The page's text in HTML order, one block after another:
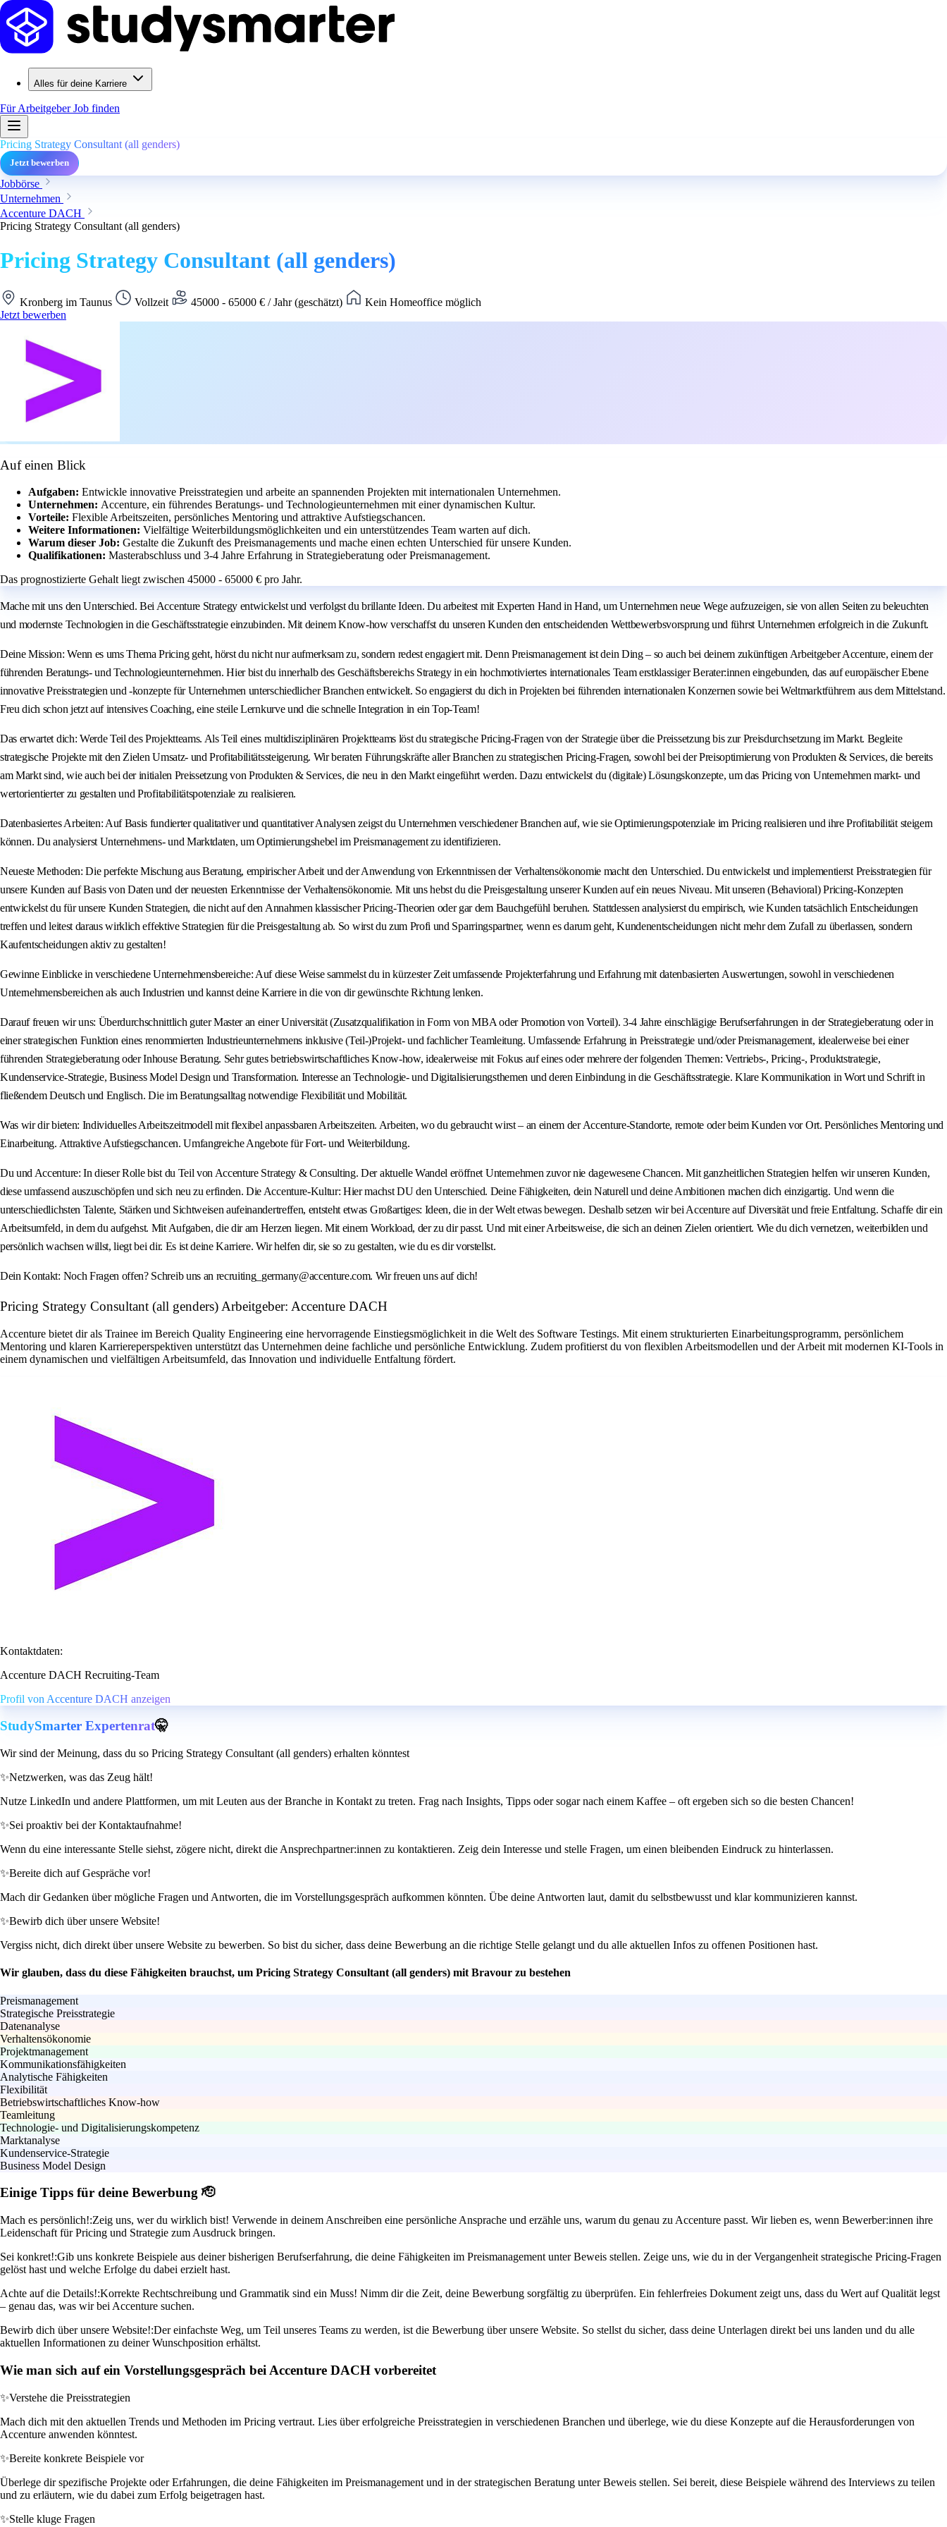
Alles für deine Karriere
Für ArbeitgeberJob finden
Pricing Strategy Consultant (all genders)
Jetzt bewerben
Jobbörse
Unternehmen
Accenture DACH
Pricing Strategy Consultant (all genders)
Pricing Strategy Consultant (all genders)
Kronberg im Taunus Vollzeit 45000 - 65000 € / Jahr (geschätzt)
Kein Homeoffice möglich
Jetzt bewerben
Auf einen Blick
Aufgaben: Entwickle innovative Preisstrategien und arbeite an spannenden Projekten mit internationalen Unternehmen.
Unternehmen: Accenture, ein führendes Beratungs- und Technologieunternehmen mit einer dynamischen Kultur.
Vorteile: Flexible Arbeitszeiten, persönliches Mentoring und attraktive Aufstiegschancen.
Weitere Informationen: Vielfältige Weiterbildungsmöglichkeiten und ein unterstützendes Team warten auf dich.
Warum dieser Job: Gestalte die Zukunft des Preismanagements und mache einen echten Unterschied für unsere Kunden.
Qualifikationen: Masterabschluss und 3-4 Jahre Erfahrung in Strategieberatung oder Preismanagement.
Das prognostizierte Gehalt liegt zwischen 45000 - 65000 € pro Jahr.
Mache mit uns den Unterschied. Bei Accenture Strategy entwickelst und verfolgst du brillante Ideen. Du arbeitest mit Experten Hand in Hand, um Unternehmen neue Wege aufzuzeigen, sie von allen Seiten zu beleuchten
und modernste Technologien in die Geschäftsstrategie einzubinden. Mit deinem Know-how verschaffst du unseren Kunden den entscheidenden Wettbewerbsvorsprung und führst Unternehmen erfolgreich in die Zukunft.
Deine Mission: Wenn es ums Thema Pricing geht, hörst du nicht nur aufmerksam zu, sondern redest engagiert mit. Denn Preismanagement ist dein Ding – so auch bei deinem zukünftigen Arbeitgeber Accenture, einem der
führenden Beratungs- und Technologieunternehmen. Hier bist du innerhalb des Geschäftsbereichs Strategy in ein hochmotiviertes internationales Team erstklassiger Berater:innen eingebunden, das auf europäischer Ebene
innovative Preisstrategien und -konzepte für Unternehmen unterschiedlicher Branchen entwickelt. So engagierst du dich in Projekten bei führenden internationalen Konzernen sowie bei Weltmarktführern aus dem Mittelstand.
Freu dich schon jetzt auf intensives Coaching, eine steile Lernkurve und die schnelle Integration in ein Top-Team!
Das erwartet dich: Werde Teil des Projektteams. Als Teil eines multidisziplinären Projektteams löst du strategische Pricing-Fragen von der Strategie über die Preissetzung bis zur Preisdurchsetzung im Markt. Begleite
strategische Projekte mit den Zielen Umsatz- und Profitabilitätssteigerung. Wir beraten Führungskräfte aller Branchen zu strategischen Pricing-Fragen, sowohl bei der Preisoptimierung von Produkten & Services, die bereits
am Markt sind, wie auch bei der initialen Preissetzung von Produkten & Services, die neu in den Markt eingeführt werden. Dazu entwickelst du (digitale) Lösungskonzepte, um das Pricing von Unternehmen markt- und
wertorientierter zu gestalten und Profitabilitätspotenziale zu realisieren.
Datenbasiertes Arbeiten: Auf Basis fundierter qualitativer und quantitativer Analysen zeigst du Unternehmen verschiedener Branchen auf, wie sie Optimierungspotenziale im Pricing realisieren und ihre Profitabilität steigern
können. Du analysierst Unternehmens- und Marktdaten, um Optimierungshebel im Preismanagement zu identifizieren.
Neueste Methoden: Die perfekte Mischung aus Beratung, empirischer Arbeit und der Anwendung von Erkenntnissen der Verhaltensökonomie macht den Unterschied. Du entwickelst und implementierst Preisstrategien für
unsere Kunden auf Basis von Daten und der neuesten Erkenntnisse der Verhaltensökonomie. Mit uns hebst du die Preisgestaltung unserer Kunden auf ein neues Niveau. Mit unseren (Behavioral) Pricing-Konzepten
entwickelst du für unsere Kunden Strategien, die nicht auf den Annahmen klassischer Pricing-Theorien oder gar dem Bauchgefühl beruhen. Stattdessen analysierst du empirisch, wie Kunden tatsächlich Entscheidungen
treffen und leitest daraus wirklich effektive Strategien für die Preisgestaltung ab. So wirst du zum Profi und Sparringspartner, wenn es darum geht, Kundenentscheidungen nicht mehr dem Zufall zu überlassen, sondern
Kaufentscheidungen aktiv zu gestalten!
Gewinne Einblicke in verschiedene Unternehmensbereiche: Auf diese Weise sammelst du in kürzester Zeit umfassende Projekterfahrung und Erfahrung mit datenbasierten Auswertungen, sowohl in verschiedenen
Unternehmensbereichen als auch Industrien und kannst deine Karriere in die von dir gewünschte Richtung lenken.
Darauf freuen wir uns: Überdurchschnittlich guter Master an einer Universität (Zusatzqualifikation in Form von MBA oder Promotion von Vorteil). 3-4 Jahre einschlägige Berufserfahrungen in der Strategieberatung oder in
einer strategischen Funktion eines renommierten Industrieunternehmens inklusive (Teil-)Projekt- und fachlicher Teamleitung. Umfassende Erfahrung in Preisstrategie und/oder Preismanagement, idealerweise bei einer
führenden Strategieberatung oder Inhouse Beratung. Sehr gutes betriebswirtschaftliches Know-how, idealerweise mit Fokus auf eines oder mehrere der folgenden Themen: Vertriebs-, Pricing-, Produktstrategie,
Kundenservice-Strategie, Business Model Design und Transformation. Interesse an Technologie- und Digitalisierungsthemen und deren Einbindung in die Geschäftsstrategie. Klare Kommunikation in Wort und Schrift in
fließendem Deutsch und Englisch. Die im Beratungsalltag notwendige Flexibilität und Mobilität.
Was wir dir bieten: Individuelles Arbeitszeitmodell mit flexibel anpassbaren Arbeitszeiten. Arbeiten, wo du gebraucht wirst – an einem der Accenture-Standorte, remote oder beim Kunden vor Ort. Persönliches Mentoring und
Einarbeitung. Attraktive Aufstiegschancen. Umfangreiche Angebote für Fort- und Weiterbildung.
Du und Accenture: In dieser Rolle bist du Teil von Accenture Strategy & Consulting. Der aktuelle Wandel eröffnet Unternehmen zuvor nie dagewesene Chancen. Mit ganzheitlichen Strategien helfen wir unseren Kunden,
diese umfassend auszuschöpfen und sich neu zu erfinden. Die Accenture-Kultur: Hier machst DU den Unterschied. Deine Fähigkeiten, dein Naturell und deine Ambitionen machen dich einzigartig. Und wenn die
unterschiedlichsten Talente, Stärken und Sichtweisen aufeinandertreffen, entsteht etwas Großartiges: Ideen, die in der Welt etwas bewegen. Deshalb setzen wir bei Accenture auf Diversität und freie Entfaltung. Schaffe dir ein
Arbeitsumfeld, in dem du aufgehst. Mit Aufgaben, die dir am Herzen liegen. Mit einem Workload, der zu dir passt. Und mit einer Arbeitsweise, die sich an deinen Zielen orientiert. Wie du dich vernetzen, weiterbilden und
persönlich wachsen willst, liegt bei dir. Es ist deine Karriere. Wir helfen dir, sie so zu gestalten, wie du es dir vorstellst.
Dein Kontakt: Noch Fragen offen? Schreib uns an recruiting_germany@accenture.com. Wir freuen uns auf dich!
Pricing Strategy Consultant (all genders) Arbeitgeber: Accenture DACH
Accenture bietet dir als Trainee im Bereich Quality Engineering eine hervorragende Einstiegsmöglichkeit in die Welt des Software Testings. Mit einem strukturierten Einarbeitungsprogramm, persönlichem
Mentoring und klaren Karriereperspektiven unterstützt das Unternehmen deine fachliche und persönliche Entwicklung. Zudem profitierst du von flexiblen Arbeitsmodellen und der Arbeit mit modernen KI-Tools in
einem dynamischen und vielfältigen Arbeitsumfeld, das Innovation und individuelle Entfaltung fördert.
Kontaktdaten:
Accenture DACH Recruiting-Team
Profil von Accenture DACH anzeigen
StudySmarter Expertenrat🤫
Wir sind der Meinung, dass du so Pricing Strategy Consultant (all genders) erhalten könntest
✨Netzwerken, was das Zeug hält!
Nutze LinkedIn und andere Plattformen, um mit Leuten aus der Branche in Kontakt zu treten. Frag nach Insights, Tipps oder sogar nach einem Kaffee – oft ergeben sich so die besten Chancen!
✨Sei proaktiv bei der Kontaktaufnahme!
Wenn du eine interessante Stelle siehst, zögere nicht, direkt die Ansprechpartner:innen zu kontaktieren. Zeig dein Interesse und stelle Fragen, um einen bleibenden Eindruck zu hinterlassen.
✨Bereite dich auf Gespräche vor!
Mach dir Gedanken über mögliche Fragen und Antworten, die im Vorstellungsgespräch aufkommen könnten. Übe deine Antworten laut, damit du selbstbewusst und klar kommunizieren kannst.
✨Bewirb dich über unsere Website!
Vergiss nicht, dich direkt über unsere Website zu bewerben. So bist du sicher, dass deine Bewerbung an die richtige Stelle gelangt und du alle aktuellen Infos zu offenen Positionen hast.
Wir glauben, dass du diese Fähigkeiten brauchst, um Pricing Strategy Consultant (all genders) mit Bravour zu bestehen
Preismanagement
Strategische Preisstrategie
Datenanalyse
Verhaltensökonomie
Projektmanagement
Kommunikationsfähigkeiten
Analytische Fähigkeiten
Flexibilität
Betriebswirtschaftliches Know-how
Teamleitung
Technologie- und Digitalisierungskompetenz
Marktanalyse
Kundenservice-Strategie
Business Model Design
Einige Tipps für deine Bewerbung 🫡
Mach es persönlich!:Zeig uns, wer du wirklich bist! Verwende in deinem Anschreiben eine persönliche Ansprache und erzähle uns, warum du genau zu Accenture passt. Wir lieben es, wenn Bewerber:innen ihre
Leidenschaft für Pricing und Strategie zum Ausdruck bringen.
Sei konkret!:Gib uns konkrete Beispiele aus deiner bisherigen Berufserfahrung, die deine Fähigkeiten im Preismanagement unter Beweis stellen. Zeige uns, wie du in der Vergangenheit strategische Pricing-Fragen
gelöst hast und welche Erfolge du dabei erzielt hast.
Achte auf die Details!:Korrekte Rechtschreibung und Grammatik sind ein Muss! Nimm dir die Zeit, deine Bewerbung sorgfältig zu überprüfen. Ein fehlerfreies Dokument zeigt uns, dass du Wert auf Qualität legst
– genau das, was wir bei Accenture suchen.
Bewirb dich über unsere Website!:Der einfachste Weg, um Teil unseres Teams zu werden, ist die Bewerbung über unsere Website. So stellst du sicher, dass deine Unterlagen direkt bei uns landen und du alle
aktuellen Informationen zu deiner Wunschposition erhältst.
Wie man sich auf ein Vorstellungsgespräch bei Accenture DACH vorbereitet
✨Verstehe die Preisstrategien
Mach dich mit den aktuellen Trends und Methoden im Pricing vertraut. Lies über erfolgreiche Preisstrategien in verschiedenen Branchen und überlege, wie du diese Konzepte auf die Herausforderungen von
Accenture anwenden könntest.
✨Bereite konkrete Beispiele vor
Überlege dir spezifische Projekte oder Erfahrungen, die deine Fähigkeiten im Preismanagement und in der strategischen Beratung unter Beweis stellen. Sei bereit, diese Beispiele während des Interviews zu teilen
und zu erläutern, wie du dabei zum Erfolg beigetragen hast.
✨Stelle kluge Fragen